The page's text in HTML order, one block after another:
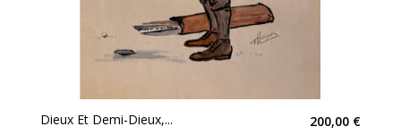
Dieux Et Demi-Dieux,... 200,00 €